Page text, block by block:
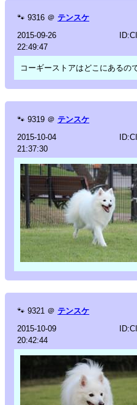
🐾 9316 ＠ テンスケ
2015-09-26
22:49:47
コーギーストアはどこにあるの
🐾 9319 ＠ テンスケ
2015-10-04
21:37:30
🐾 9321 ＠ テンスケ
2015-10-09
20:42:44